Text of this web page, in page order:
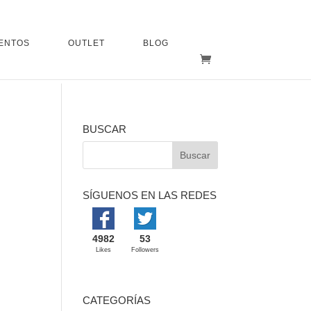
OUTLET BLOG
BUSCAR
SÍGUENOS EN LAS REDES
4982
Likes
53
Followers
CATEGORÍAS